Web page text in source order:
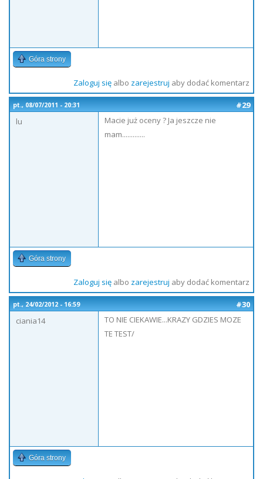
Góra strony
Zaloguj sięalbo zarejestruj aby dodać komentarz
pt., 08/07/2011 - 20:31
#29
lu
Macie już oceny ? Ja jeszcze nie
mam.............
Góra strony
Zaloguj sięalbo zarejestruj aby dodać komentarz
pt., 24/02/2012 - 16:59
#30
ciania14
TO NIE CIEKAWIE...KRAZY GDZIES MOZE
TE TEST/
Góra strony